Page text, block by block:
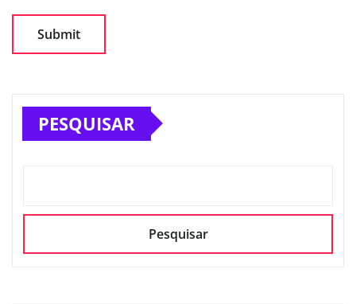
PESQUISAR
Pesquisar